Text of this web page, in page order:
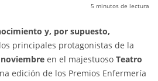
5 minutos de lectura
y, por supuesto,
principales protagonistas de la
noviembre en el majestuoso Teatro
edición de los Premios Enfermería